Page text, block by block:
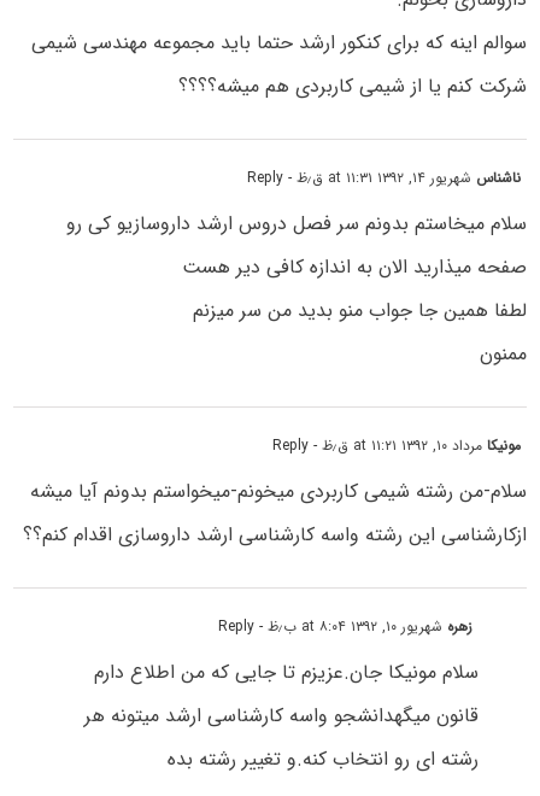
سوالم اینه که برای کنکور ارشد حتما باید مجموعه مهندسی شیمی
شرکت کنم یا از شیمی کاربردی هم میشه؟؟؟؟
ناشناس شهریور ۱۴, ۱۳۹۲ at ۱۱:۳۱ ق٫ظ - Reply
سلام میخاستم بدونم سر فصل دروس ارشد داروسازیو کی رو
صفحه میذارید الان به اندازه کافی دیر هست
لطفا همین جا جواب منو بدید من سر میزنم
ممنون
مونیکامرداد ۱۰, ۱۳۹۲ at ۱۱:۲۱ ق٫ظ - Reply
سلام-من رشته شیمی کاربردی میخونم-میخواستم بدونم آیا میشه
ازکارشناسی این رشته واسه کارشناسی ارشد داروسازی اقدام کنم؟؟
زهره شهریور ۱۰, ۱۳۹۲ at ۸:۰۴ ب٫ظ - Reply
سلام مونیکا جان.عزیزم تا جایی که من اطلاع دارم
قانون میگهدانشجو واسه کارشناسی ارشد میتونه هر
رشته ای رو انتخاب کنه.و تغییر رشته بده